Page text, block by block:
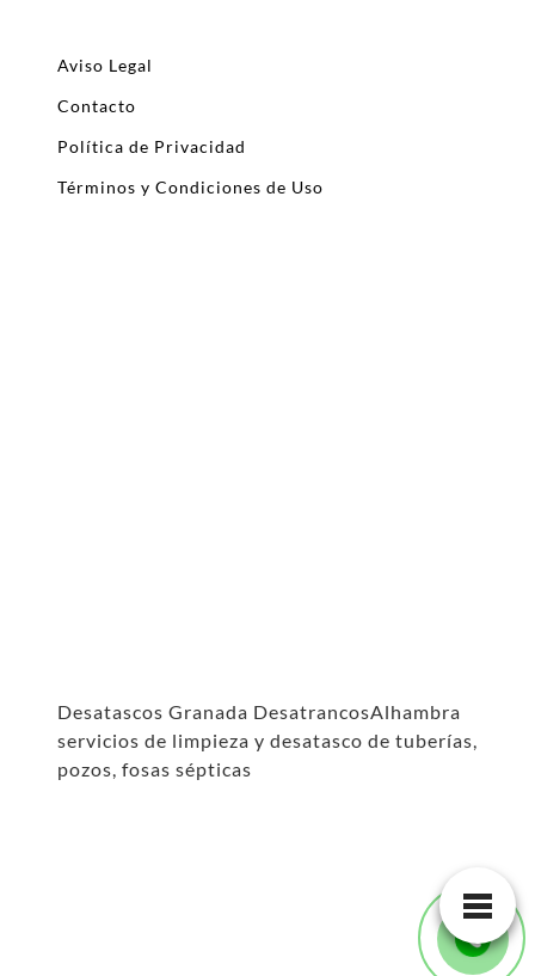
Aviso Legal
Contacto
Política de Privacidad
Términos y Condiciones de Uso
Desatascos Granada DesatrancosAlhambra
servicios de limpieza y desatasco de tuberías,
pozos, fosas sépticas